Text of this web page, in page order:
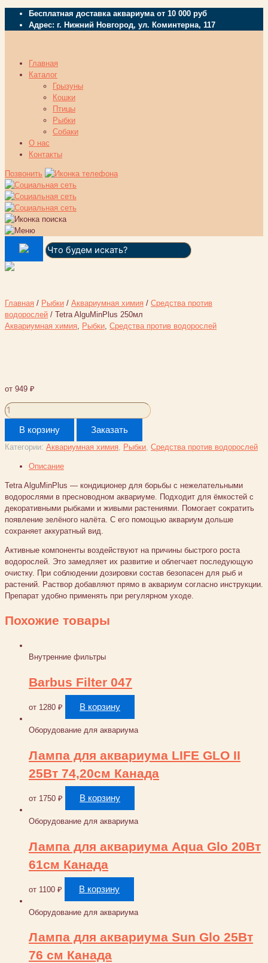
Бесплатная доставка аквариума от 10 000 руб
Адрес: г. Нижний Новгород, ул. Коминтерна, 117
Главная
Каталог
Грызуны
Кошки
Птицы
Рыбки
Собаки
О нас
Контакты
Позвонить
Поиск:
Главная / Рыбки / Аквариумная химия / Средства против
водорослей / Tetra AlguMinPlus 250мл
Аквариумная химия
Рыбки Средства против водорослей
от 949 ₽
Количество
товара
Tetra
AlguMinPlus
250мл
В корзину Заказать
Категории: Аквариумная химия Рыбки Средства против водорослей
Описание
Tetra AlguMinPlus — кондиционер для борьбы с нежелательными
водорослями в пресноводном аквариуме. Подходит для ёмкостей с
декоративными рыбками и живыми растениями. Помогает сократить
появление зелёного налёта. С его помощью аквариум дольше
сохраняет аккуратный вид.
Активные компоненты воздействуют на причины быстрого роста
водорослей. Это замедляет их развитие и облегчает последующую
очистку. При соблюдении дозировки состав безопасен для рыб и
растений. Раствор добавляют прямо в аквариум согласно инструкции.
Препарат удобно применять при регулярном уходе.
Похожие товары
Внутренние фильтры
Barbus Filter 047
от 1280 ₽ В корзину
Оборудование для аквариума
Лампа для аквариума LIFE GLO II
25Bт 74,20см Канада
от 1750 ₽ В корзину
Оборудование для аквариума
Лампа для аквариума Aqua Glo 20Вт
61см Канада
от 1100 ₽ В корзину
Оборудование для аквариума
Лампа для аквариума Sun Glo 25Вт
76 см Канада